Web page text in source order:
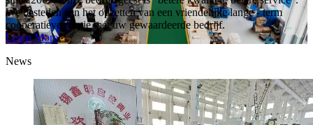
We besteden aan het opzetten van een vriendelijke lange - term
coöperatieve relatie met uw gewaardeerde bedrijf.
Learn More
News